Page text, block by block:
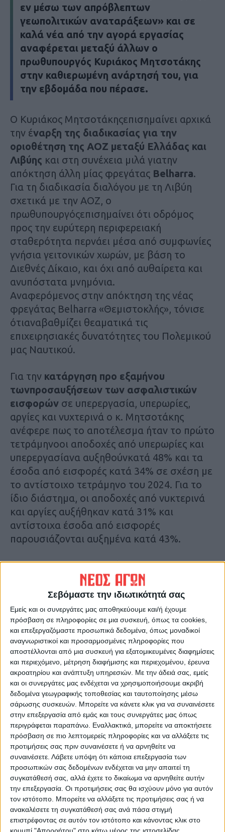
Σεβόμαστε την ιδιωτικότητά σας
Εμείς και οι συνεργάτες μας αποθηκεύουμε και/ή έχουμε
πρόσβαση σε πληροφορίες σε μια συσκευή, όπως τα cookies,
και επεξεργαζόμαστε προσωπικά δεδομένα, όπως μοναδικοί
αναγνωριστικοί και προσαρμοσμένες πληροφορίες που
αποστέλλονται από μια συσκευή για εξατομικευμένες διαφημίσεις
και περιεχόμενο, μέτρηση διαφήμισης και περιεχομένου, έρευνα
ακροατηρίου και ανάπτυξη υπηρεσιών. Με την άδειά σας, εμείς
και οι συνεργάτες μας ενδέχεται να χρησιμοποιήσουμε ακριβή
δεδομένα γεωγραφικής τοποθεσίας και ταυτοποίησης μέσω
σάρωσης συσκευών. Μπορείτε να κάνετε κλικ για να συναινέσετε
στην επεξεργασία από εμάς και τους συνεργάτες μας όπως
περιγράφεται παραπάνω. Εναλλακτικά, μπορείτε να αποκτήσετε
πρόσβαση σε πιο λεπτομερείς πληροφορίες και να αλλάξετε τις
προτιμήσεις σας πριν συναινέσετε ή να αρνηθείτε να
συναινέσετε. Λάβετε υπόψη ότι κάποια επεξεργασία των
προσωπικών σας δεδομένων ενδέχεται να μην απαιτεί τη
συγκατάθεσή σας, αλλά έχετε το δικαίωμα να αρνηθείτε αυτήν
την επεξεργασία. Οι προτιμήσεις σας θα ισχύουν μόνο για αυτόν
τον ιστότοπο. Μπορείτε να αλλάξετε τις προτιμήσεις σας ή να
ανακαλέσετε τη συγκατάθεσή σας ανά πάσα στιγμή
επιστρέφοντας σε αυτόν τον ιστότοπο και κάνοντας κλικ στο
εν μέσω των απρόβλεπτων
γεωπολιτικών αναταράξεων» και σε
καλά νέα από την αγορά εργασίας
αναφέρεται μεταξύ άλλων ο
πρωθυπουργός Κυριάκος Μητσοτάκης
στην καθιερωμένη ανάρτησή του, για
την εβδομάδα που πέρασε.
Ο Κυριάκος Μητσοτάκηςεπισημαίνει αρχικά
την έναρξη της διαδικασίας για την
οριοθέτηση της ΑΟΖ μεταξύ Ελλάδας και
Λιβύης και στη συνέχεια μιλά γιατην
απόκτηση άλλη μίας φρεγάτας Belharra.
Για τη διαδικασία διαλόγου με τη Λιβύη
σχετικά με την ΑΟΖ, ο
πρωθυπουργόςεπισημαίνει ότι οδρόμος
προς την ευρύτερη περιφερειακή
σταθερότητα περνάει μέσα από συμφωνίες
γνήσια γειτονικών χωρών, με βάση το
Διεθνές Δίκαιο, και όχι από αυθαίρετα και
ανυπόστατα μνημόνια.
Αναφερόμενος στην απόκτηση της νέας
φρεγάτας Belharra «Θεμιστοκλής», τόνισε
ότιαναβαθμίζει θεαματικά τις
επιχειρησιακές δυνατότητες του Πολεμικού
μας Ναυτικού.
Για την κατάργηση προ εξαμήνου
τωνπροσαυξήσεων των ασφαλιστικών
εισφορών σε υπερεργασία, υπερωρίες,
αργίες και νυχτερινά ο κ. Μητσοτάκης
ανέφερε πως το αποτέλεσμα ήταν το πρώτο
τετράμηνοοι αποδοχές από υπερωρίες και
υπερεργασίανα αυξηθούνκατά 48% και τα
έσοδα από εισφορές κατά 34% σε σχέση με
το αντίστοιχο τετράμηνο του 2024. Για το
ίδιο διάστημα, οι αποδοχές από νυκτερινά
και αργίες αυξήθηκαν κατά 31% και
αντίστοιχα έσοδα από εισφορές
παρουσιάζονται αυξημένα κατά 43%.
Ο πρωθυπουργός σημείωσε την
πετυχημένη45η εκδήλωση «Ημέρες
Καριέρας» της ΔΥΠΑ στην Θεσσαλονίκη, με
τη συμμετοχή πάνω από 6.000
υποψήφιωνεργαζομένων, ενώ, αναφέρθηκε
και στην εξέλιξη του ψηφιακού
μετασχηματισμού του ΕΦΚΑ με τη
λειτουργία του DASHBOARD-myEFKA και
την εφαρμογή myEFKAmobile.